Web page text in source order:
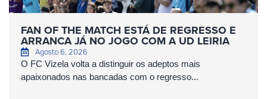
FAN OF THE MATCH ESTÁ DE REGRESSO E
ARRANCA JÁ NO JOGO COM A UD LEIRIA
Agosto 6, 2026
O FC Vizela volta a distinguir os adeptos mais
apaixonados nas bancadas com o regresso...